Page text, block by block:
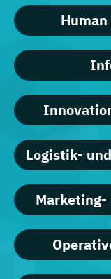
Logistik-